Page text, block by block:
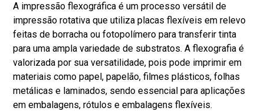
A impressão flexográfica é um processo versátil de
impressão rotativa que utiliza placas flexíveis em relevo
feitas de borracha ou fotopolímero para transferir tinta
para uma ampla variedade de substratos. A flexografia é
valorizada por sua versatilidade, pois pode imprimir em
materiais como papel, papelão, filmes plásticos, folhas
metálicas e laminados, sendo essencial para aplicações
em embalagens, rótulos e embalagens flexíveis.